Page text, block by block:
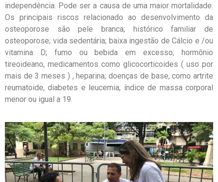
independência. Pode ser a causa de uma maior mortalidade.
Os principais riscos relacionado ao desenvolvimento da
osteoporose são pele branca; histórico familiar de
osteoporose; vida sedentária; baixa ingestão de Cálcio e /ou
vitamina D; fumo ou bebida em excesso; hormônio
tireoideano, medicamentos como glicocorticoides ( uso por
mais de 3 meses ) , heparina; doenças de base, como artrite
reumatoide, diabetes e leucemia; índice de massa corporal
menor ou igual a 19.